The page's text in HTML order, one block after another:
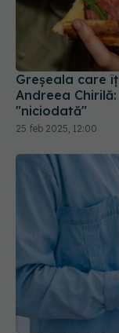
Greșeala care
Andreea
"niciodată"
25 feb 2025, 12:00